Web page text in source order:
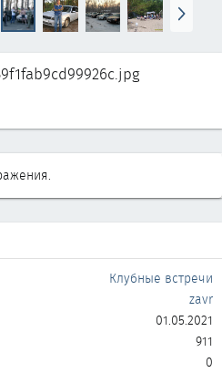
В
п
р
Клубные встречи
zavr
01.05.2021
911
0